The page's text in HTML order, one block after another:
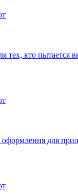
тех, кто
оформления для